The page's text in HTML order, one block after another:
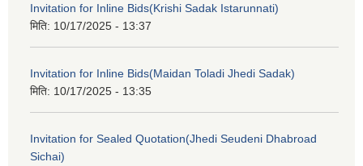
Invitation for Inline Bids(Krishi Sadak Istarunnati)
मिति: 10/17/2025 - 13:37
Invitation for Inline Bids(Maidan Toladi Jhedi Sadak)
मिति: 10/17/2025 - 13:35
Invitation for Sealed Quotation(Jhedi Seudeni Dhabroad
Sichai)